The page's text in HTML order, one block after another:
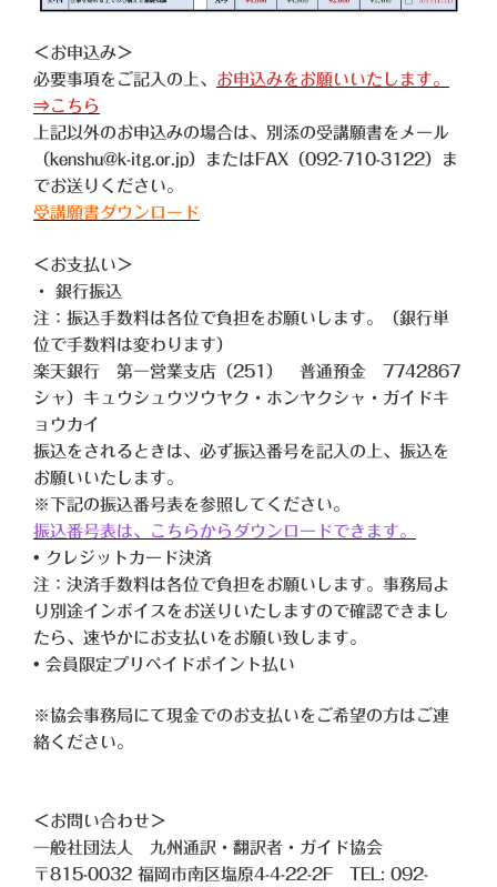
＜お申込み＞
必要事項をご記入の上、 お申込みをお願いいたします。
⇒こちら
上記以外のお申込みの場合は、別添の受講願書をメール
（kenshu@k-itg.or.jp）またはFAX（092-710-3122）ま
でお送りください。
受講願書ダウンロード
＜お支払い＞
・ 銀行振込
注：振込手数料は各位で負担をお願いします。（銀行単
位で手数料は変わります）
楽天銀行 第一営業支店（251） 普通預金 7742867
シャ）キュウシュウツウヤク・ホンヤクシャ・ガイドキ
ョウカイ
振込をされるときは、必ず振込番号を記入の上、振込を
お願いいたします。
※下記の振込番号表を参照してください。
振込番号表は、こちらからダウンロードできます。
• クレジットカード決済
注：決済手数料は各位で負担をお願いします。事務局よ
り別途インボイスをお送りいたしますので確認できまし
たら、速やかにお支払いをお願い致します。
• 会員限定プリペイドポイント払い
※協会事務局にて現金でのお支払いをご希望の方はご連
絡ください。
＜お問い合わせ＞
一般社団法人 九州通訳・翻訳者・ガイド協会
〒815-0032 福岡市南区塩原4-4-22-2F TEL: 092-